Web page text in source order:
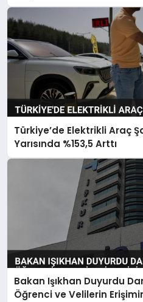
Türkiye’de Elektrikli Araç
Yarısında %153,5 Arttı
Bakan Işıkhan Duyurdu
Öğrenci ve Velilerin